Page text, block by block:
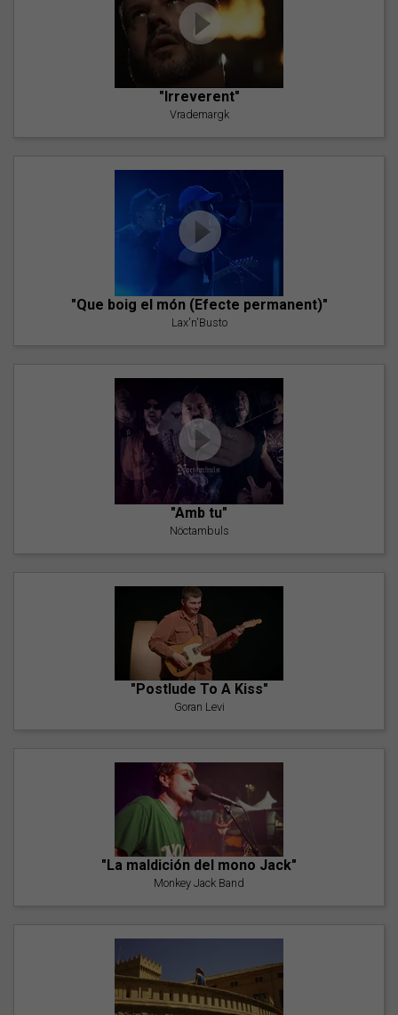
"Irreverent"
Vrademargk
"Que boig el món (Efecte permanent)"
Lax'n'Busto
"Amb tu"
Nöctambuls
"Postlude To A Kiss"
Goran Levi
"La maldición del mono Jack"
Monkey Jack Band